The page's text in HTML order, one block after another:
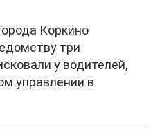
Коркино
три
у водителей,
управлении в